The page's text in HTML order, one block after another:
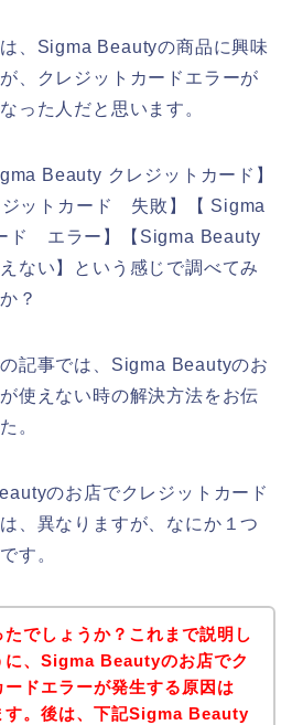
、Sigma Beautyの商品に興味
、クレジットカードエラーが
った人だと思います。
Beauty クレジットカード】
ジットカード 失敗】【 Sigma
ド エラー】【Sigma Beauty
ない】という感じで調べてみ
？
記事では、Sigma Beautyのお
使えない時の解決方法をお伝
。
のお店でクレジットカード
、異なりますが、なにか１つ
す。
たでしょうか？これまで説明し
に、Sigma Beautyのお店でク
ードエラーが発生する原因は
す。後は、下記Sigma Beauty